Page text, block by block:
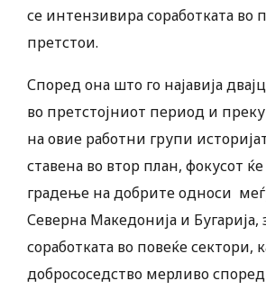
се интензивира соработката во
претстои.
Според она што го најавија
во претстојниот период и
на овие работни групи
ставена во втор план, фокусот
градење на добрите односи
Северна Македонија и Бугарија,
соработката во повеќе сектори,
добрососедство мерливо